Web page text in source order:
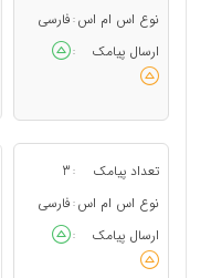
نوع اس ام اس : فارسی
ارسال پیامک
:
تعداد پیامک :
3
نوع اس ام اس : فارسی
ارسال پیامک
: